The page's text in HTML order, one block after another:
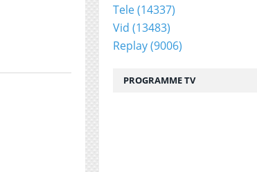
Tele(14337)
Vid (13483)
Replay(9006)
PROGRAMME TV